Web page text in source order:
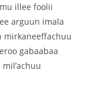
illee foolii
arguun imala
mirkaneeffachuu
gabaabaa